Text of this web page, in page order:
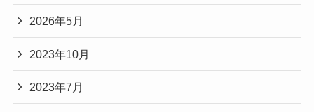
2026年5月
2023年10月
2023年7月